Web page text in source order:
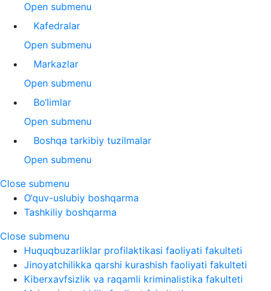
Open submenu
Kafedralar
Open submenu
Markazlar
Open submenu
Bo‘limlar
Open submenu
Boshqa tarkibiy tuzilmalar
Open submenu
Close submenu
O‘quv-uslubiy boshqarma
Tashkiliy boshqarma
Close submenu
Huquqbuzarliklar profilaktikasi faoliyati fakulteti
Jinoyatchilikka qarshi kurashish faoliyati fakulteti
Kiberxavfsizlik va raqamli kriminalistika fakulteti